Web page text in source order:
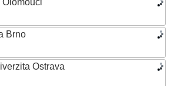
Brno
Ostrava